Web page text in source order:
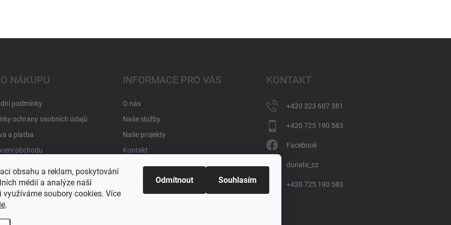
obsahu a reklam, poskytování
médií a analýze naší
využíváme soubory cookies. Více
.
Odmítnout Souhlasím
NÁKUPU
podmínky
ochrany osobních údajů
a platba
obchodu
INFORMACE PRO VÁS
O nás
Naše služby
Naše projekty
Kontakt
KONTAKT
+420 323 607 381
+420 725 190 583
Facebook
donate_cz
+420 725 190 583